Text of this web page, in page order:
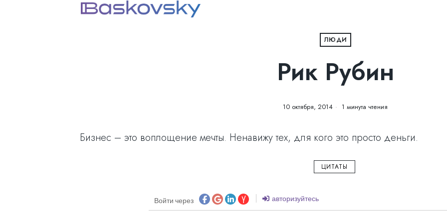
ЛЮДИ
Рик Рубин
10 октября, 2014 1 минута чтения
Бизнес – это воплощение мечты. Ненавижу тех, для кого это просто деньги.
ЦИТАТЫ
Войти через авторизуйтесь